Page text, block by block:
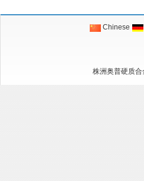
Chinese
株洲奥普硬质